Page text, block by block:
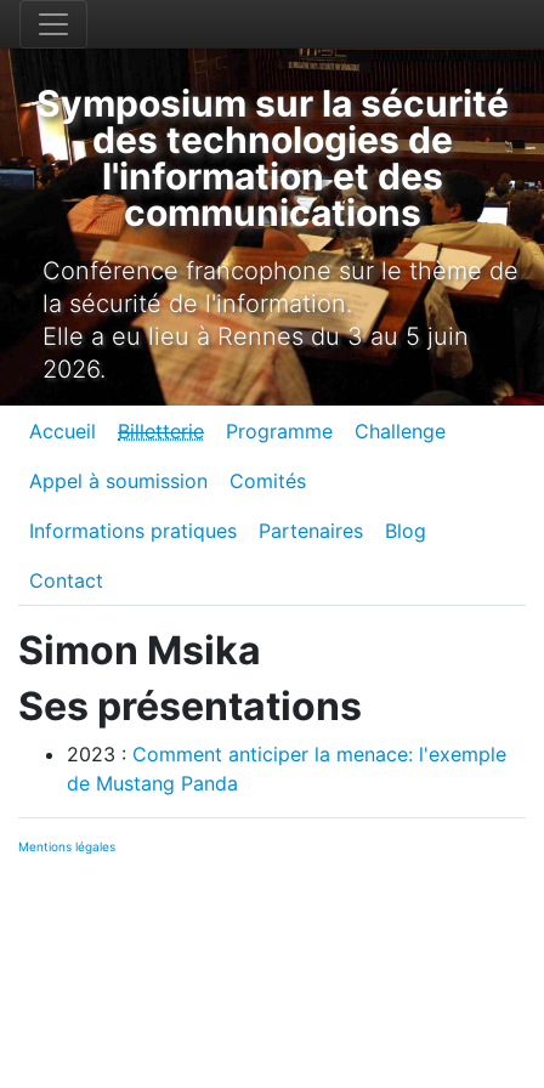
Symposium sur la sécurité
des technologies de
l'information et des
communications
Conférence francophone sur le thème de
la sécurité de l'information.
Elle a eu lieu à Rennes du 3 au 5 juin
2026.
Accueil Billetterie Programme Challenge
Appel à soumission Comités
Informations pratiques Partenaires Blog
Contact
Simon Msika
Ses présentations
2023 : Comment anticiper la menace: l'exemple
de Mustang Panda
Mentions légales